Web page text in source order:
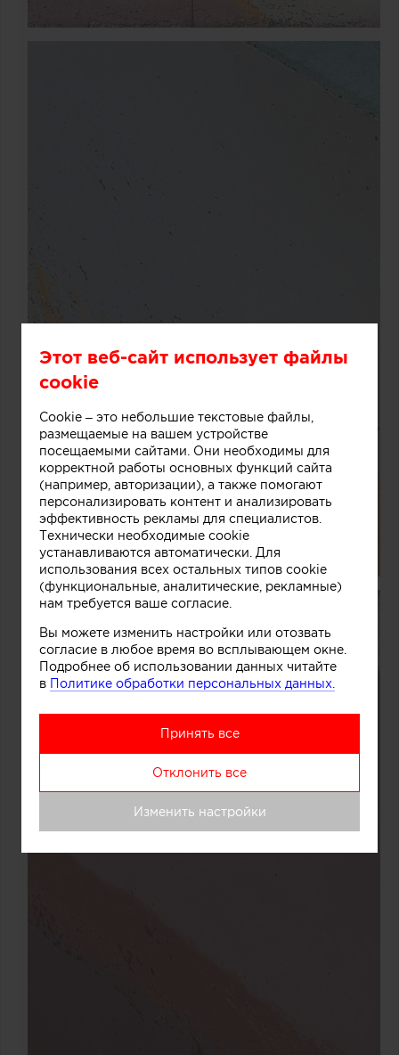
Этот веб-сайт использует файлы
cookie
Cookie – это небольшие текстовые файлы,
размещаемые на вашем устройстве
посещаемыми сайтами. Они необходимы для
корректной работы основных функций сайта
(например, авторизации), а также помогают
персонализировать контент и анализировать
эффективность рекламы для специалистов.
Технически необходимые cookie
устанавливаются автоматически. Для
использования всех остальных типов cookie
(функциональные, аналитические, рекламные)
нам требуется ваше согласие.
Вы можете изменить настройки или отозвать
согласие в любое время во всплывающем окне.
Подробнее об использовании данных читайте
в Политике обработки персональных данных.
Принять все
Отклонить все
Изменить настройки